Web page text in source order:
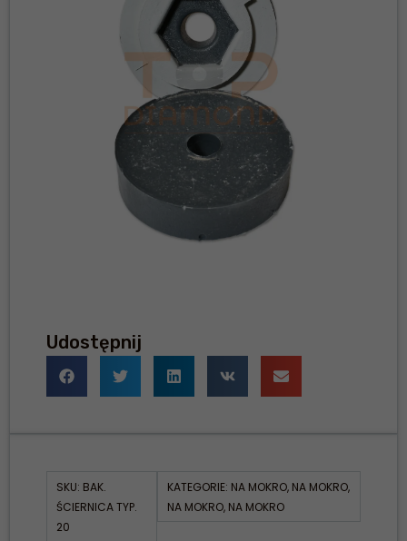
Udostępnij
SKU: BAK.
ŚCIERNICA TYP.
20
KATEGORIE: NA MOKRO, NA MOKRO,
NA MOKRO, NA MOKRO